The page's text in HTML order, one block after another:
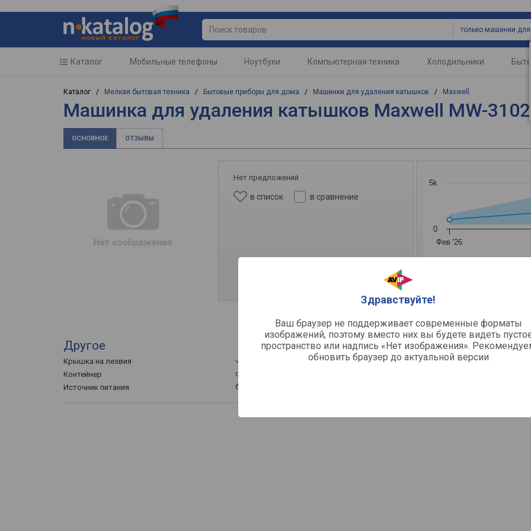
Здравствуйте!
Ваш браузер не поддерживает современные форматы
изображений, поэтому вместо них вы будете видеть
пространство или надпись «Нет изображения».
обновить браузер до актуальной версии
Каталог Мобильные телефоны Ноутбуки Компьютерная техника Холодильники
Каталог / Мелкая бытовая техника / Бытовые приборы для дома / Машинки для удаления катышков / Maxwell
Машинка для удаления катышков Maxwell MW-
ОСНОВНОЕ ОТЗЫВЫ
Нет предложений
в список в сравнение
Фев '26
0
5k
Другое
Крышка на лезвия
Контейнер
съемный
Источник питания
батарейки / 2xAA /